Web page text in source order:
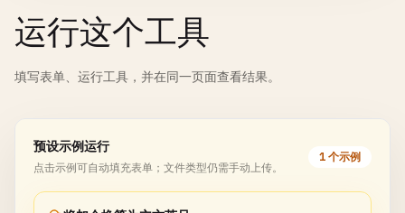
运行这个工具
填写表单、运行工具，并在同一页面查看结果。
预设示例运行
点击示例可自动填充表单；文件类型仍需手动上传。
1 个示例